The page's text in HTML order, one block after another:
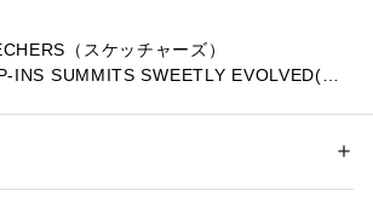
（スケッチャーズ）
INS SUMMITS SWEETLY EVOLVED(ス
成繊維